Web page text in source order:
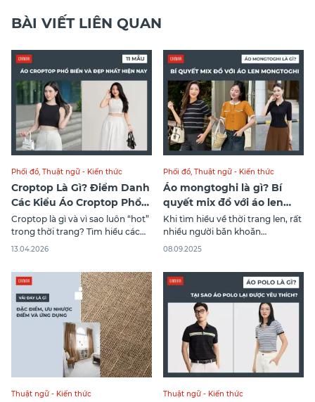
BÀI VIẾT LIÊN QUAN
Phối đồ, Thuật ngữ - Kiến thức
Croptop Là Gì? Điểm Danh
Các Kiểu Áo Croptop Phổ
Biến
Croptop là gì và vì sao luôn “hot”
trong thời trang? Tìm hiểu các
loại áo croptop giúp bạn dễ chọn
13.04.2026
Phối đồ, Thuật ngữ - Kiến thức
Áo mongtoghi là gì? Bí
quyết mix đồ với áo len
mongtoghi cực xinh
Khi tìm hiểu về thời trang len, rất
nhiều người băn khoăn
mongtoghi là gì và tại sao kiểu
item quen thuộc trong tủ đồ của
nhiều cô gái nhờ tính ứng dụng
linh hoạt. Bài viết
08.09.2025
Thuật ngữ - Kiến thức Thuật ngữ - Kiến thức